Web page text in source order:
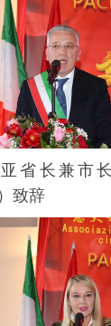
长兼市长
致辞